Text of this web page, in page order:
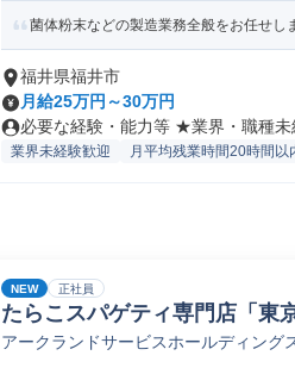
菌体粉末などの製造業務全般をお任せし
福井県福井市
月給25万円～30万円
必要な経験・能力等 ★業界・職種未
業界未経験歓迎 月平均残業時間20時間以
NEW 正社員
たらこスパゲティ専門店「東
員/転勤なし)
アークランドサービスホールディング